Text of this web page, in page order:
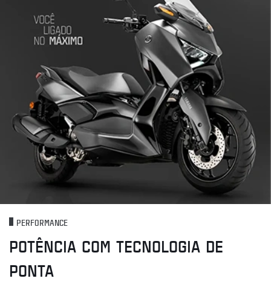
PERFORMANCE
POTÊNCIA COM TECNOLOGIA DE
PONTA